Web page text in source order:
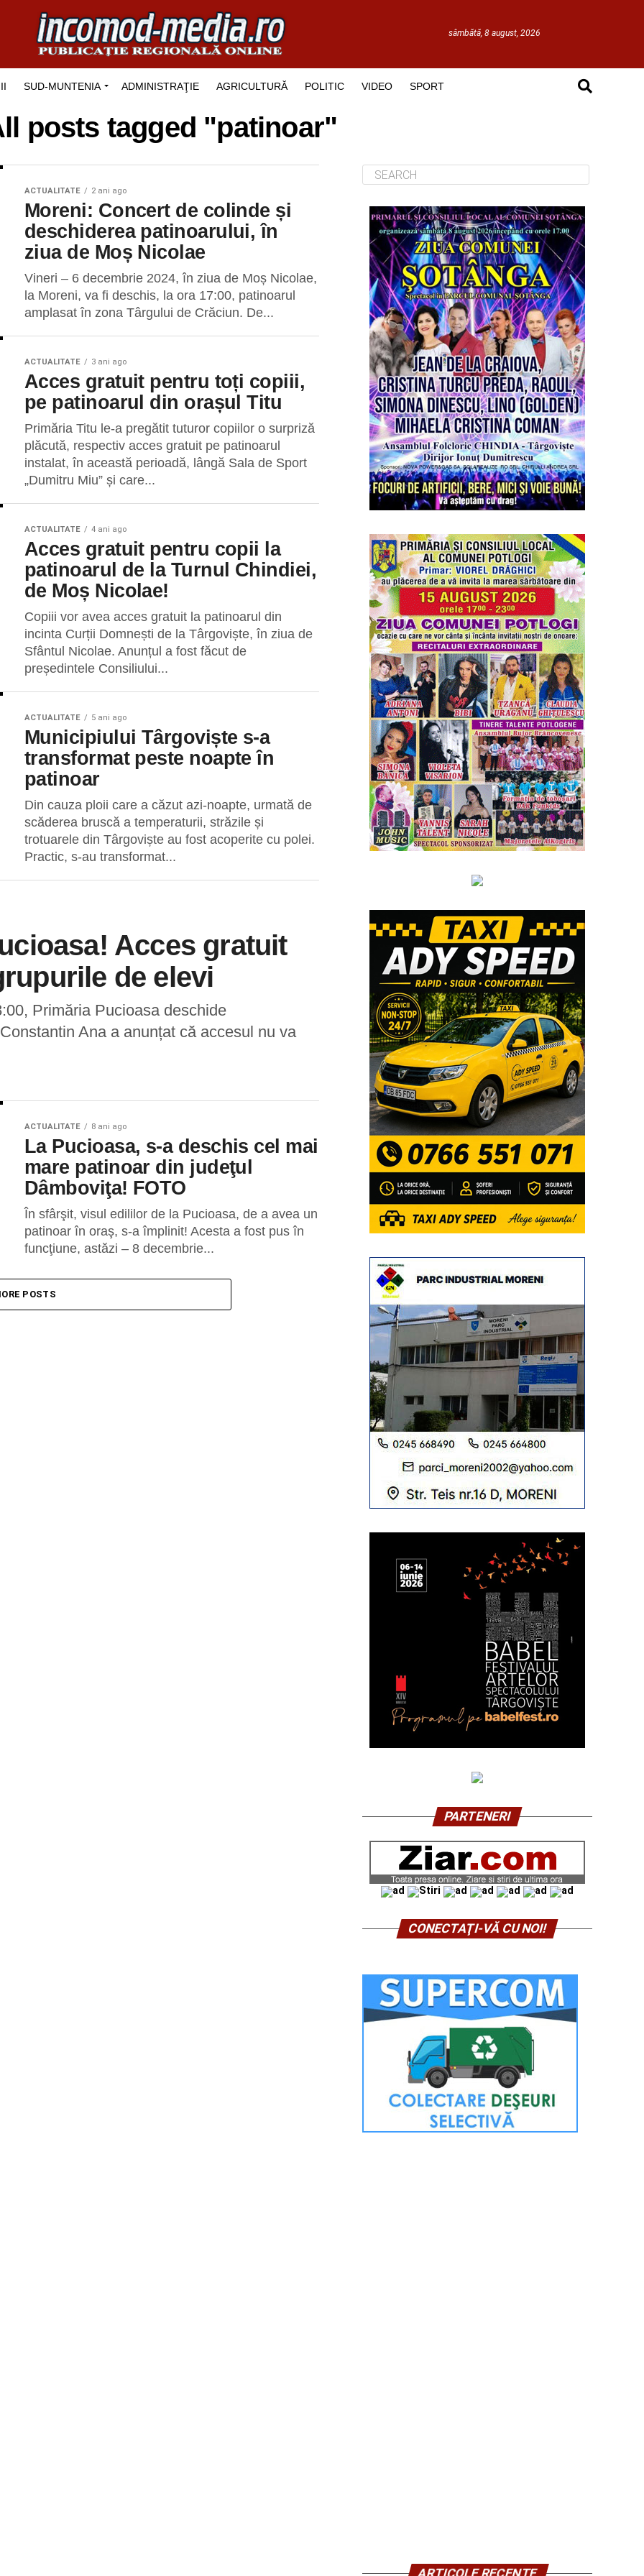
sâmbătă, 8 august, 2026
SUD-MUNTENIA ADMINISTRAŢIE AGRICULTURĂ POLITIC VIDEO SPORT
posts tagged "patinoar"
ACTUALITATE 2 ani ago
Moreni: Concert de colinde și
deschiderea patinoarului, în
ziua de Moș Nicolae
Vineri – 6 decembrie 2024, în ziua de Moș Nicolae,
la Moreni, va fi deschis, la ora 17:00, patinoarul
amplasat în zona Târgului de Crăciun. De...
ACTUALITATE 3 ani ago
Acces gratuit pentru toți copiii,
pe patinoarul din orașul Titu
Primăria Titu le-a pregătit tuturor copiilor o surpriză
plăcută, respectiv acces gratuit pe patinoarul
instalat, în această perioadă, lângă Sala de Sport
„Dumitru Miu” și care...
ACTUALITATE 4 ani ago
Acces gratuit pentru copii la
patinoarul de la Turnul Chindiei,
de Moș Nicolae!
Copiii vor avea acces gratuit la patinoarul din
incinta Curții Domnești de la Târgoviște, în ziua de
Sfântul Nicolae. Anunțul a fost făcut de
președintele Consiliului...
ACTUALITATE 5 ani ago
Municipiului Târgoviște s-a
transformat peste noapte în
patinoar
Din cauza ploii care a căzut azi-noapte, urmată de
scăderea bruscă a temperaturii, străzile și
trotuarele din Târgoviște au fost acoperite cu polei.
Practic, s-au transformat...
Acces gratuit
de elevi
Primăria Pucioasa deschide
Ana a anunțat că accesul nu va
ACTUALITATE 8 ani ago
La Pucioasa, s-a deschis cel mai
mare patinoar din judeţul
Dâmboviţa! FOTO
În sfârşit, visul edililor de la Pucioasa, de a avea un
patinoar în oraş, s-a împlinit! Acesta a fost pus în
funcţiune, astăzi – 8 decembrie...
POSTS
PARTENERI
CONECTAŢI-VĂ CU NOI!
ARTICOLE RECENTE